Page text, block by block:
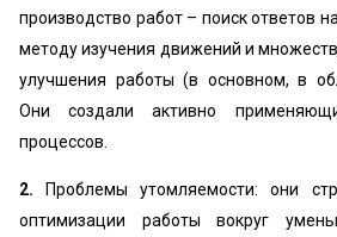
производство работ – поиск ответов
методу изучения движений и
улучшения работы (в основном, в
Они создали активно
процессов.
2.Проблемы утомляемости: они
оптимизации работы вокруг